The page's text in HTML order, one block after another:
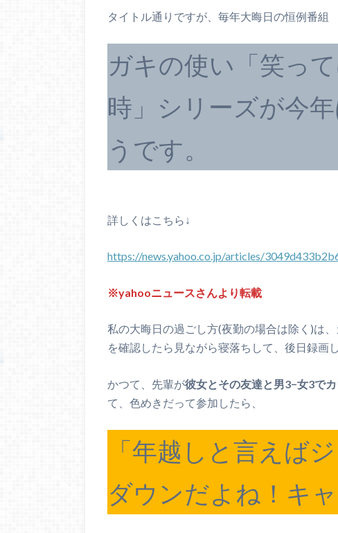
タイトル通りですが、毎年大晦日の恒例番組
ガキの使い「笑っ
時」シリーズが今
うです。
詳しくはこちら↓
https://news.yahoo.co.jp/articles/
※yahooニュースさんより転載
私の大晦日の過ごし方(夜勤の場合は除く)は
を確認したら見ながら寝落ちして、後日録画
かつて、先輩が彼女とその友達と男3−女3で
て、色めきだって参加したら、
「年越しと言えば
ダウンだよね！キャ